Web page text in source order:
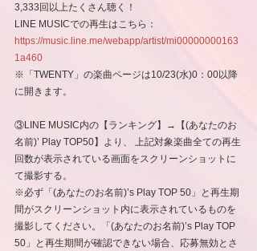
3,333回以上たくさん聴く！
LINE MUSICでの再生はこちら：
https://music.line.me/webapp/artist/mi00000000163
1a460
※「TWENTY」の楽曲ページは10/23(水)0：00以降
に開きます。
③LINE MUSIC内の【ランキング】→【(あなたのお
名前)’ Play TOP50】より、 上記対象楽曲全ての再生
回数が表示されている画面をスクリーンショットに
て撮影する。
※必ず「(あなたのお名前)’s Play TOP 50」と再生期
間がスクリーンショット内に表示されているものを
撮影してください。「(あなたのお名前)’s Play TOP
50」と再生期間が確認できない場合、応募無効とさ